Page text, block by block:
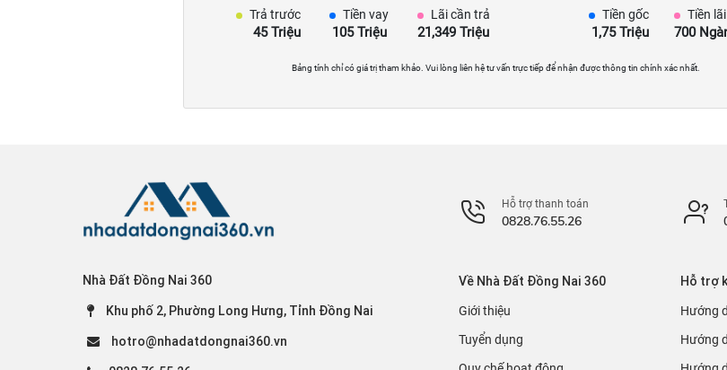
Trả trước
45 Triệu
Tiền vay
105 Triệu
Lãi cần trả
21,349 Triệu
Tiền gốc
1,75 Triệu
Tiền lãi
700
Bảng tính chỉ có giá trị tham khảo. Vui lòng liên hệ tư vấn trực tiếp để nhận được thông tin chính xác nhất.
Nhà Đất Đồng Nai 360
Khu phố 2, Phường Long Hưng, Tỉnh Đồng Nai
hotro@nhadatdongnai360.vn
Hỗ trợ thanh toán
0828.76.55.26
Về Nhà Đất Đồng Nai 360
Giới thiệu
Tuyển dụng
Hỗ trợ
Hướng
Hướng